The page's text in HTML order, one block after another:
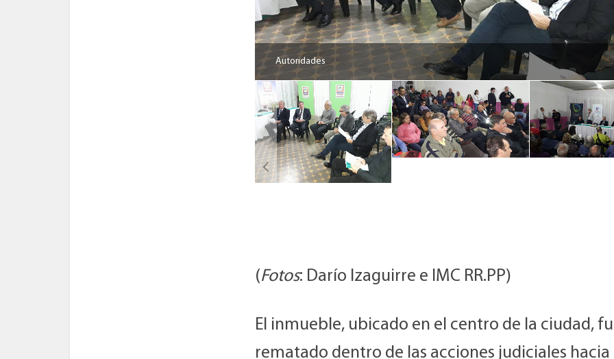
Autoridades
(Fotos: Darío Izaguirre e IMC RR.PP)
El inmueble, ubicado en el centro de la ciudad,
rematado dentro de las acciones judiciales hacia